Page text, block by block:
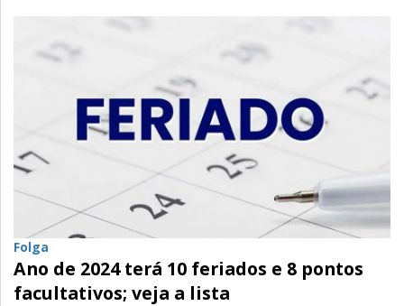
Folga
Ano de 2024 terá 10 feriados e 8 pontos
facultativos; veja a lista